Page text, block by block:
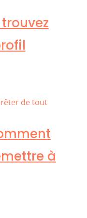
trouvez
à